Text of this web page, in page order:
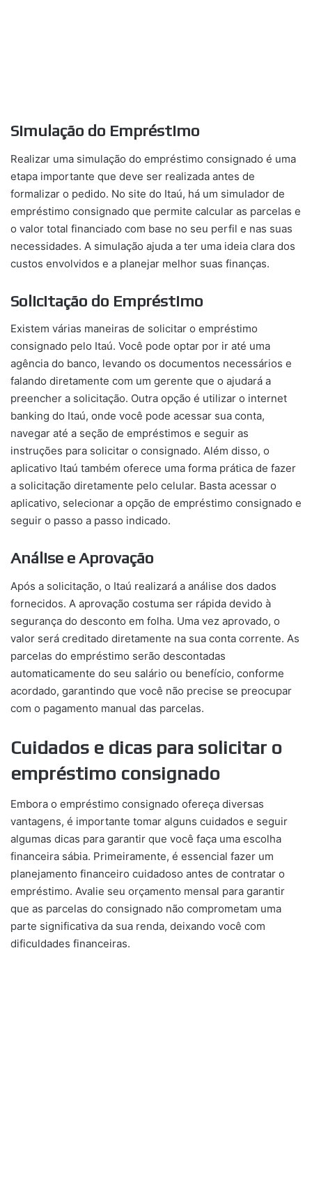
Simulação do Empréstimo
Realizar uma simulação do empréstimo consignado é uma
etapa importante que deve ser realizada antes de
formalizar o pedido. No site do Itaú, há um simulador de
empréstimo consignado que permite calcular as parcelas e
o valor total financiado com base no seu perfil e nas suas
necessidades. A simulação ajuda a ter uma ideia clara dos
custos envolvidos e a planejar melhor suas finanças.
Solicitação do Empréstimo
Existem várias maneiras de solicitar o empréstimo
consignado pelo Itaú. Você pode optar por ir até uma
agência do banco, levando os documentos necessários e
falando diretamente com um gerente que o ajudará a
preencher a solicitação. Outra opção é utilizar o internet
banking do Itaú, onde você pode acessar sua conta,
navegar até a seção de empréstimos e seguir as
instruções para solicitar o consignado. Além disso, o
aplicativo Itaú também oferece uma forma prática de fazer
a solicitação diretamente pelo celular. Basta acessar o
aplicativo, selecionar a opção de empréstimo consignado e
seguir o passo a passo indicado.
Análise e Aprovação
Após a solicitação, o Itaú realizará a análise dos dados
fornecidos. A aprovação costuma ser rápida devido à
segurança do desconto em folha. Uma vez aprovado, o
valor será creditado diretamente na sua conta corrente. As
parcelas do empréstimo serão descontadas
automaticamente do seu salário ou benefício, conforme
acordado, garantindo que você não precise se preocupar
com o pagamento manual das parcelas.
Cuidados e dicas para solicitar o
empréstimo consignado
Embora o empréstimo consignado ofereça diversas
vantagens, é importante tomar alguns cuidados e seguir
algumas dicas para garantir que você faça uma escolha
financeira sábia. Primeiramente, é essencial fazer um
planejamento financeiro cuidadoso antes de contratar o
empréstimo. Avalie seu orçamento mensal para garantir
que as parcelas do consignado não comprometam uma
parte significativa da sua renda, deixando você com
dificuldades financeiras.